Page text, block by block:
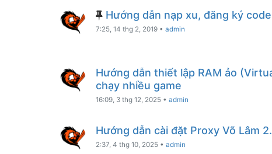
Hướng dẫn nạp xu, đăng ký
7:25, 14 thg 2, 2019 • admin
Hướng dẫn thiết lập RAM ảo
chạy nhiều game
16:09, 3 thg 12, 2025 • admin
Hướng dẫn cài đặt Proxy Võ Lâm
2:37, 4 thg 10, 2025 • admin